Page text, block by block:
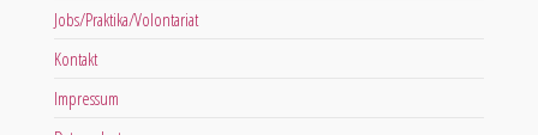
Jobs/Praktika/Volontariat
Kontakt
Impressum